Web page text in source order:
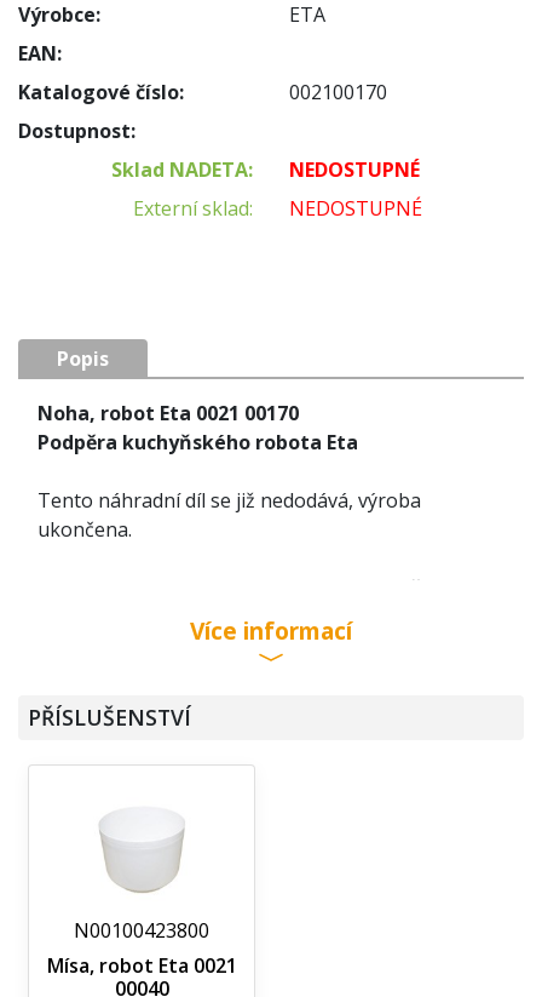
Výrobce:
ETA
EAN:
Katalogové číslo:
002100170
Dostupnost:
Sklad NADETA:
NEDOSTUPNÉ
Externí sklad:
NEDOSTUPNÉ
Popis
Noha, robot Eta 0021 00170
Podpěra kuchyňského robota Eta
Tento náhradní díl se již nedodává, výroba
ukončena.
Noha 002100170 je náhradní díl na kuchyňský
robot Eta 0021. Ke kuchyňským strojkům Eta 0021
nabízíme široký sortiment dalších náhradních dílů
vložky nožové či struhadla.
Více informací
PŘÍSLUŠENSTVÍ
N00100423800
Mísa, robot Eta 0021
00040